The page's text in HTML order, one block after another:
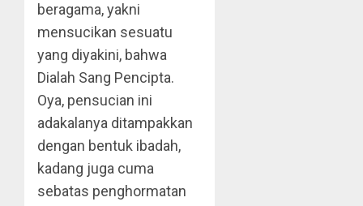
beragama, yakni
mensucikan sesuatu
yang diyakini, bahwa
Dialah Sang Pencipta.
Oya, pensucian ini
adakalanya ditampakkan
dengan bentuk ibadah,
kadang juga cuma
sebatas penghormatan